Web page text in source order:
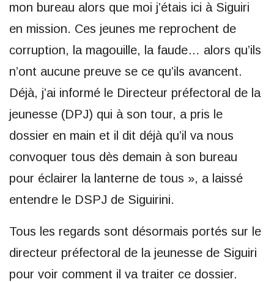
mon bureau alors que moi j’étais ici à Siguiri
en mission. Ces jeunes me reprochent de
corruption, la magouille, la faude… alors qu’ils
n’ont aucune preuve se ce qu’ils avancent.
Déjà, j’ai informé le Directeur préfectoral de la
jeunesse (DPJ) qui à son tour, a pris le
dossier en main et il dit déjà qu’il va nous
convoquer tous dès demain à son bureau
pour éclairer la lanterne de tous », a laissé
entendre le DSPJ de Siguirini.
Tous les regards sont désormais portés sur le
directeur préfectoral de la jeunesse de Siguiri
pour voir comment il va traiter ce dossier.